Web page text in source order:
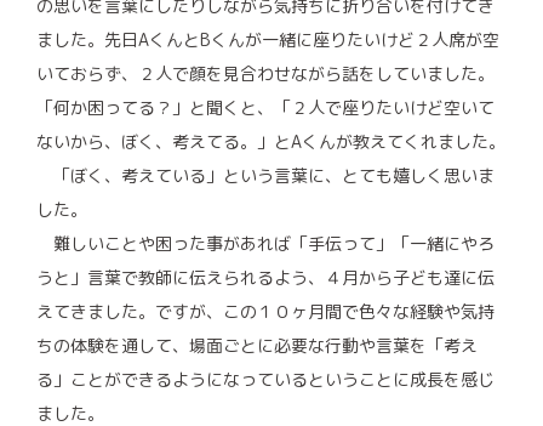
の思いを言葉にしたりしながら気持ちに折り合いを付けてき
ました。先日AくんとBくんが一緒に座りたいけど２人席が空
いておらず、２人で顔を見合わせながら話をしていました。
「何か困ってる？」と聞くと、「２人で座りたいけど空いて
ないから、ぼく、考えてる。」とAくんが教えてくれました。
「ぼく、考えている」という言葉に、とても嬉しく思いま
した。
難しいことや困った事があれば「手伝って」「一緒にやろ
うと」言葉で教師に伝えられるよう、４月から子ども達に伝
えてきました。ですが、この１０ヶ月間で色々な経験や気持
ちの体験を通して、場面ごとに必要な行動や言葉を「考え
る」ことができるようになっているということに成長を感じ
ました。